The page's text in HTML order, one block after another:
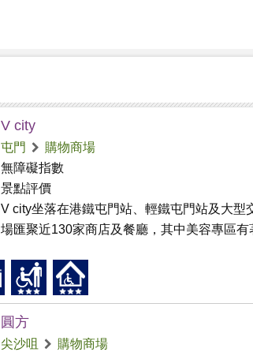
V city
屯門
購物商場
無障礙指數
景點評價
V city坐落在港鐵屯門站、輕鐵屯門站及大型
場匯聚近130家商店及餐廳，其中美容專區有
圓方
尖沙咀
購物商場